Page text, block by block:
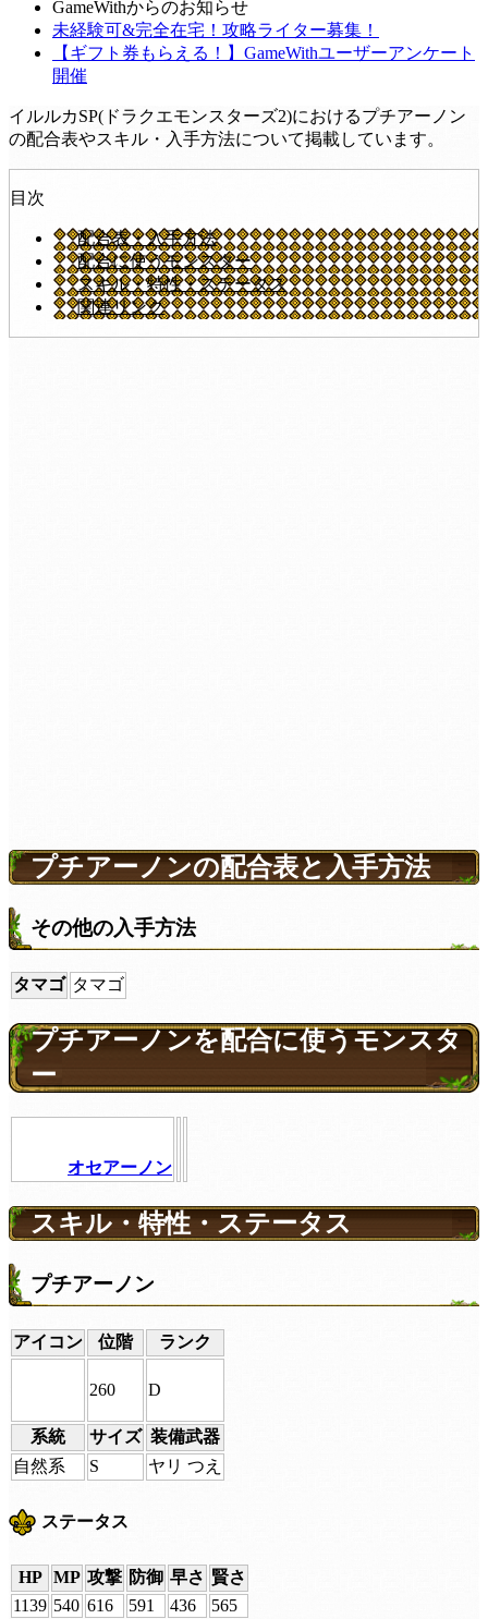
GameWithからのお知らせ
未経験可&完全在宅！攻略ライター募集！
【ギフト券もらえる！】GameWithユーザーアンケート
開催
イルルカSP(ドラクエモンスターズ2)におけるプチアーノン
の配合表やスキル・入手方法について掲載しています。
目次
配合表・入手方法
配合に使うモンスター
スキル・特性・ステータス
関連リンク
プチアーノンの配合表と入手方法
その他の入手方法
タマゴ タマゴ
プチアーノンを配合に使うモンスタ
ー
オセアーノン
スキル・特性・ステータス
プチアーノン
アイコン 位階 ランク
260 D
系統 サイズ 装備武器
自然系
S ヤリ つえ
ステータス
HP MP 攻撃 防御 早さ 賢さ
1139 540 616 591 436 565